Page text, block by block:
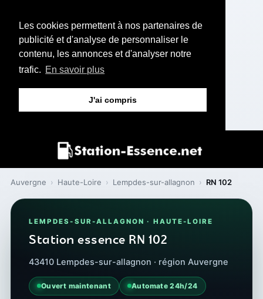
Les cookies permettent à nos partenaires de
publicité et d'analyse de personnaliser le
contenu, les annonces et d'analyser notre
trafic. En savoir plus
J'ai compris
Auvergne › Haute-Loire › Lempdes-sur-allagnon › RN 102
LEMPDES-SUR-ALLAGNON · HAUTE-LOIRE
Station essence RN 102
43410 Lempdes-sur-allagnon · région Auvergne
Ouvert maintenant Automate 24h/24